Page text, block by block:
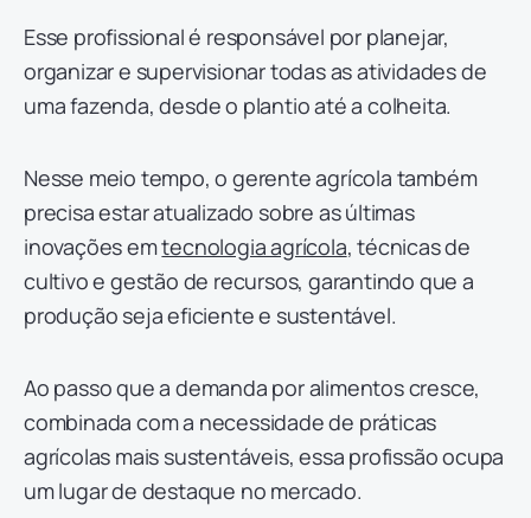
Esse profissional é responsável por planejar,
organizar e supervisionar todas as atividades de
uma fazenda, desde o plantio até a colheita.
Nesse meio tempo, o gerente agrícola também
precisa estar atualizado sobre as últimas
inovações emtecnologia agrícola, técnicas de
cultivo e gestão de recursos, garantindo que a
produção seja eficiente e sustentável.
Ao passo que a demanda por alimentos cresce,
combinada com a necessidade de práticas
agrícolas mais sustentáveis, essa profissão ocupa
um lugar de destaque no mercado.